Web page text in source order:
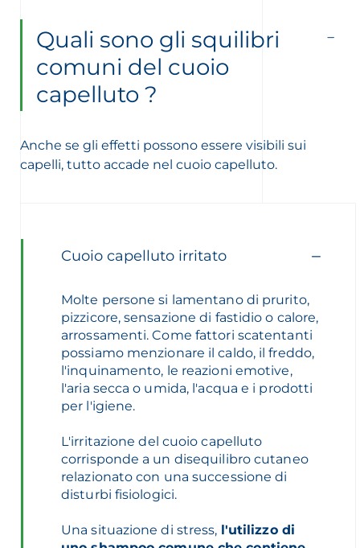
Quali sono gli squilibri
comuni del cuoio
capelluto ?
Anche se gli effetti possono essere visibili sui
capelli, tutto accade nel cuoio capelluto.
Cuoio capelluto irritato
Molte persone si lamentano di prurito,
pizzicore, sensazione di fastidio o calore,
arrossamenti. Come fattori scatentanti
possiamo menzionare il caldo, il freddo,
l'inquinamento, le reazioni emotive,
l'aria secca o umida, l'acqua e i prodotti
per l'igiene.
L'irritazione del cuoio capelluto
corrisponde a un disequilibro cutaneo
relazionato con una successione di
disturbi fisiologici.
Una situazione di stress, l'utilizzo di